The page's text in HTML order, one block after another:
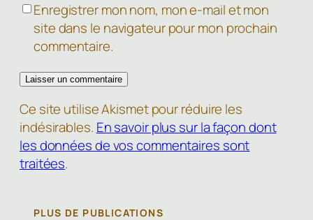
Enregistrer mon nom, mon e-mail et mon
site dans le navigateur pour mon prochain
commentaire.
Ce site utilise Akismet pour réduire les
indésirables. En savoir plus sur la façon dont
les données de vos commentaires sont
traitées.
PLUS DE PUBLICATIONS